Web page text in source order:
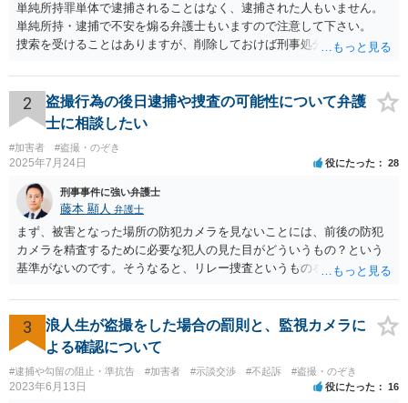
単純所持罪単体で逮捕されることはなく、逮捕された人もいません。
単純所持・逮捕で不安を煽る弁護士もいますので注意して下さい。
捜索を受けることはありますが、削除しておけば刑事処分をうけるこ
どしておけばいいでしょう。
2
盗撮行為の後日逮捕や捜査の可能性について弁護
士に相談したい
#加害者 #盗撮・のぞき
2025年7月24日 役にたった 28
刑事事件に強い弁護士
藤本 顯人 弁護士
まず、被害となった場所の防犯カメラを見ないことには、前後の防犯
カメラを精査するために必要な犯人の見た目がどういうもの？という
基準がないのです。そうなると、リレー捜査というものをしようがあ
ると、その前後の捜査も行われていないと考えるのが自然です。（回
りくどすぎるからです。） 次に、犯行から１ヶ月半ということです
が、被害者が被害届を出し、その後、警察が防犯カメラ映像で被害現
場の防犯カメラを精査し、さらに前後の防犯カメラを精査して、リレ
ー捜査によって、行為者様を個人特定できるような証拠に当たったと
仮定します。 このような個人特定証拠の照会には、車であれば、当日
3
浪人生が盗撮をした場合の罰則と、監視カメラに
よる確認について
#逮捕や勾留の阻止・準抗告 #加害者 #示談交渉 #不起訴 #盗撮・のぞき
2023年6月13日 役にたった 16